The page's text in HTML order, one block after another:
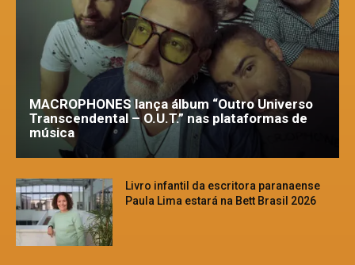
MACROPHONES lança álbum “Outro Universo
Transcendental – O.U.T.” nas plataformas de
música
Livro infantil da escritora paranaense
Paula Lima estará na Bett Brasil 2026